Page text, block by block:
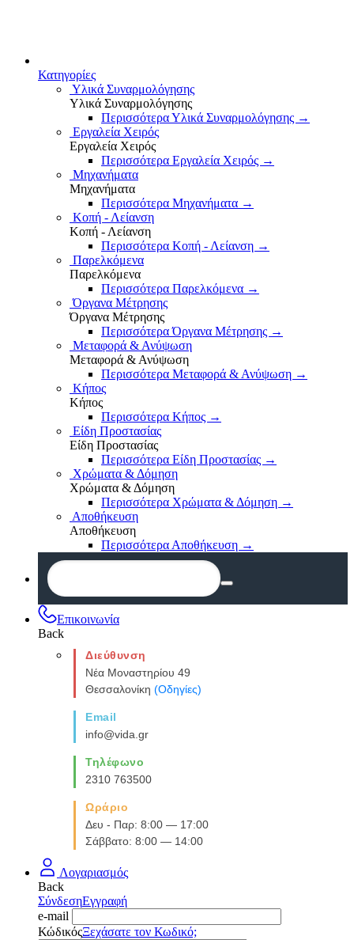
Κατηγορίες
Υλικά Συναρμολόγησης
Υλικά Συναρμολόγησης
Περισσότερα Υλικά Συναρμολόγησης →
Εργαλεία Χειρός
Εργαλεία Χειρός
Περισσότερα Εργαλεία Χειρός →
Μηχανήματα
Μηχανήματα
Περισσότερα Μηχανήματα →
Κοπή - Λείανση
Κοπή - Λείανση
Περισσότερα Κοπή - Λείανση →
Παρελκόμενα
Παρελκόμενα
Περισσότερα Παρελκόμενα →
Όργανα Μέτρησης
Όργανα Μέτρησης
Περισσότερα Όργανα Μέτρησης →
Μεταφορά & Ανύψωση
Μεταφορά & Ανύψωση
Περισσότερα Μεταφορά & Ανύψωση →
Κήπος
Κήπος
Περισσότερα Κήπος →
Είδη Προστασίας
Είδη Προστασίας
Περισσότερα Είδη Προστασίας →
Χρώματα & Δόμηση
Χρώματα & Δόμηση
Περισσότερα Χρώματα & Δόμηση →
Αποθήκευση
Αποθήκευση
Περισσότερα Αποθήκευση →
Επικοινωνία
Back
Διεύθυνση
Νέα Μοναστηρίου 49
Θεσσαλονίκη (Οδηγίες)
Email
info@vida.gr
Τηλέφωνο
2310 763500
Ωράριο
Δευ - Παρ: 8:00 — 17:00
Σάββατο: 8:00 — 14:00
Λογαριασμός
Back
ΣύνδεσηΕγγραφή
e-mail
ΚώδικόςΞεχάσατε τον Κωδικό;